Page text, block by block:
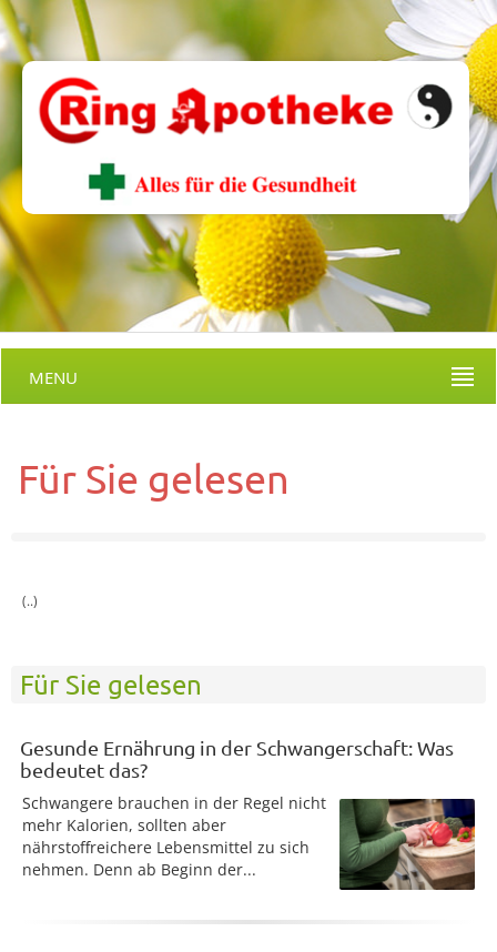
MENU
Für Sie gelesen
(..)
Für Sie gelesen
Gesunde Ernährung in der Schwangerschaft: Was
bedeutet das?
Schwangere brauchen in der Regel nicht
mehr Kalorien, sollten aber
nährstoffreichere Lebensmittel zu sich
nehmen. Denn ab Beginn der...